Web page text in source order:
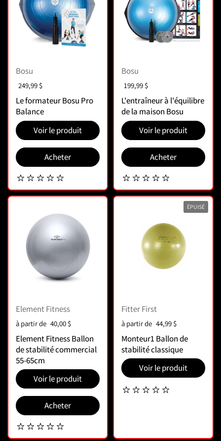
Bosu
Prix :
249,99 $
Le formateur Bosu Pro
Balance
Voir le produit
Acheter
Bosu
Prix :
199,99 $
L'entraîneur à l'équilibre
de la maison Bosu
Voir le produit
Acheter
Element Fitness
Prix :
à partir de 40,00 $
Element Fitness Ballon
de stabilité commercial
55-65cm
Voir le produit
Acheter
Fitter First
Prix :
à partir de 44,99 $
Monteur1 Ballon de
stabilité classique
Voir le produit
ÉPUISÉ